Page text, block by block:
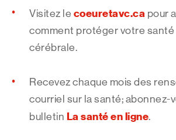
Visitez le coeuretavc.ca pour
comment protéger votre santé
cérébrale.
Recevez chaque mois des
courriel sur la santé; abonnez-
bulletin La santé en ligne.